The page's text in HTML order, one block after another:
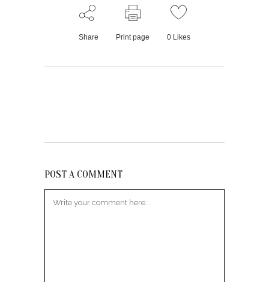
Share Print page 0 Likes
POST A COMMENT